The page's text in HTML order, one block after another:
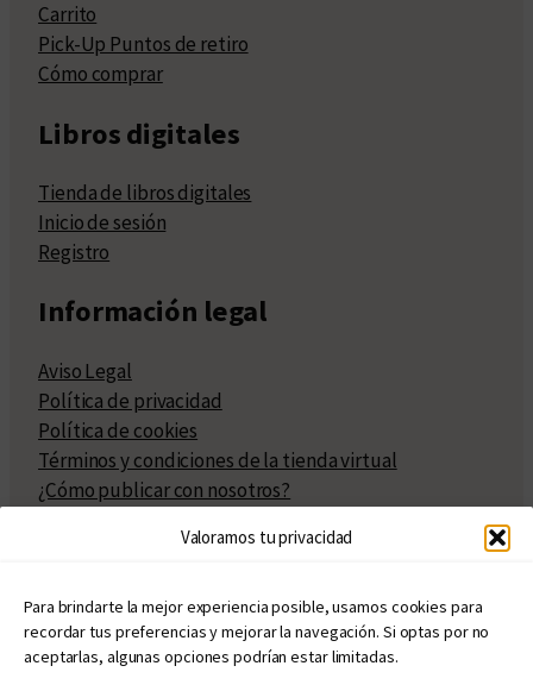
Valoramos tu privacidad
Para brindarte la mejor experiencia posible, usamos cookies para
recordar tus preferencias y mejorar la navegación. Si optas por no
aceptarlas, algunas opciones podrían estar limitadas.
Carrito
Pick-Up Puntos de retiro
Cómo comprar
Libros digitales
Tienda de libros digitales
Inicio de sesión
Registro
Información legal
Aviso Legal
Política de privacidad
Política de cookies
Términos y condiciones de la tienda virtual
¿Cómo publicar con nosotros?
Políticas de publicación
Políticas de coedición
Atribuciones